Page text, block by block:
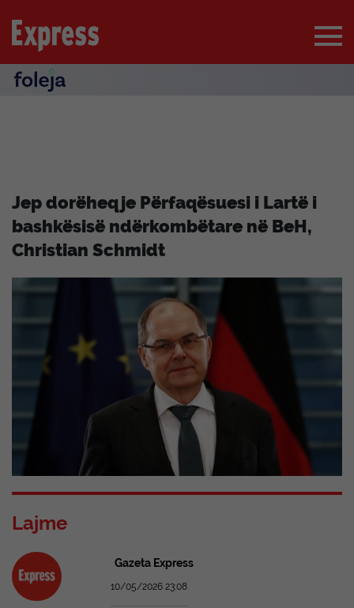
Jep dorëheqje Përfaqësuesi i Lartë i
bashkësisë ndërkombëtare në BeH,
Christian Schmidt
Lajme
Gazeta Express
10/05/2026 23:08